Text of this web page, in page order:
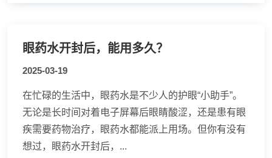
眼药水开封后，能用多久？
2025-03-19
在忙碌的生活中，眼药水是不少人的护眼“小助手”。
无论是长时间对着电子屏幕后眼睛酸涩，还是患有眼
疾需要药物治疗，眼药水都能派上用场。但你有没有
想过，眼药水开封后，...